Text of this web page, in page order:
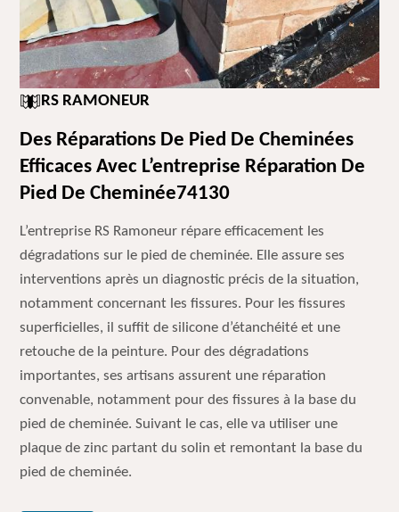
RS RAMONEUR
Des Réparations De Pied De Cheminées
Efficaces Avec L’entreprise Réparation De
Pied De Cheminée74130
L’entreprise RS Ramoneur répare efficacement les
dégradations sur le pied de cheminée. Elle assure ses
interventions après un diagnostic précis de la situation,
notamment concernant les fissures. Pour les fissures
superficielles, il suffit de silicone d’étanchéité et une
retouche de la peinture. Pour des dégradations
importantes, ses artisans assurent une réparation
convenable, notamment pour des fissures à la base du
pied de cheminée. Suivant le cas, elle va utiliser une
plaque de zinc partant du solin et remontant la base du
pied de cheminée.